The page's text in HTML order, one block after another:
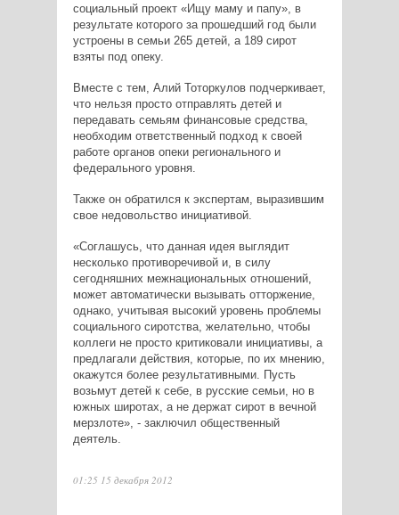
социальный проект «Ищу маму и папу», в
результате которого за прошедший год были
устроены в семьи 265 детей, а 189 сирот
взяты под опеку.
Вместе с тем, Алий Тоторкулов подчеркивает,
что нельзя просто отправлять детей и
передавать семьям финансовые средства,
необходим ответственный подход к своей
работе органов опеки регионального и
федерального уровня.
Также он обратился к экспертам, выразившим
свое недовольство инициативой.
«Соглашусь, что данная идея выглядит
несколько противоречивой и, в силу
сегодняшних межнациональных отношений,
может автоматически вызывать отторжение,
однако, учитывая высокий уровень проблемы
социального сиротства, желательно, чтобы
коллеги не просто критиковали инициативы, а
предлагали действия, которые, по их мнению,
окажутся более результативными. Пусть
возьмут детей к себе, в русские семьи, но в
южных широтах, а не держат сирот в вечной
мерзлоте», - заключил общественный
деятель.
01:25 15 декабря 2012